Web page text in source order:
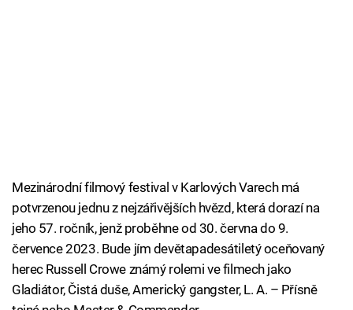
Mezinárodní filmový festival v Karlových Varech má
potvrzenou jednu z nejzářivějších hvězd, která dorazí na
jeho 57. ročník, jenž proběhne od 30. června do 9.
července 2023. Bude jím devětapadesátiletý oceňovaný
herec Russell Crowe známý rolemi ve filmech jako
Gladiátor, Čistá duše, Americký gangster, L. A. – Přísně